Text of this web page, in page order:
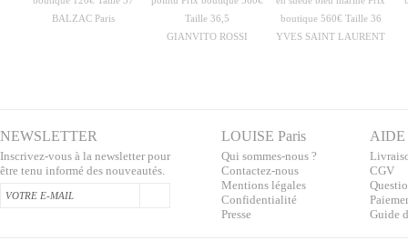
BALZAC Paris
GIANVITO ROSSI
YVES SAINT LAURENT
NEWSLETTER
Inscrivez-vous à la newsletter pour
être tenu informé des nouveautés.
LOUISE Paris
Qui sommes-nous ?
Contactez-nous
Mentions légales
Confidentialité
Presse
AIDE
CGV
Guide